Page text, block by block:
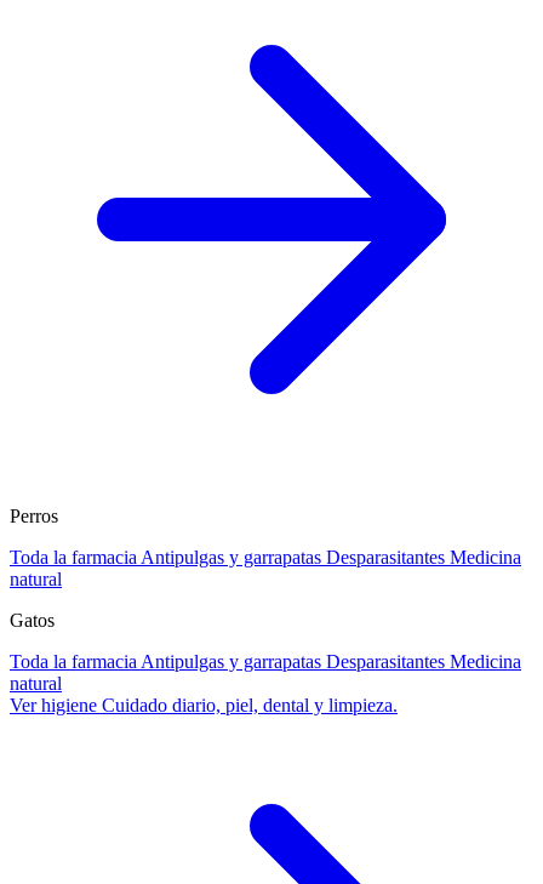
Perros
Toda la farmacia Antipulgas y garrapatas Desparasitantes Medicina
natural
Gatos
Toda la farmacia Antipulgas y garrapatas Desparasitantes Medicina
natural
Ver higiene Cuidado diario, piel, dental y limpieza.